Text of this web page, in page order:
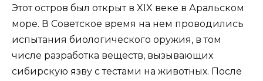
Этот остров был открыт в XIX веке в Аральском
море. В Советское время на нем проводились
испытания биологического оружия, в том
числе разработка веществ, вызывающих
сибирскую язву с тестами на животных. После